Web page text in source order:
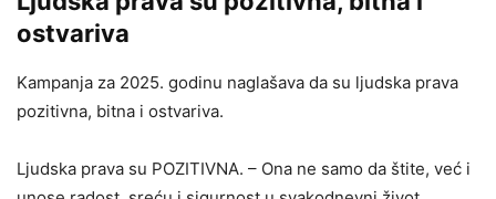
ostvariva
Kampanja za 2025. godinu naglašava da su ljudska prava
pozitivna, bitna i ostvariva.
Ljudska prava su POZITIVNA. – Ona ne samo da štite, već i